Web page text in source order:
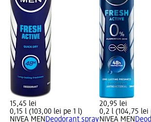
15,45 lei
0,15 l (103,00 lei pe 1 l)
NIVEA MEN Deodorant spray
20,95 lei
0,2 l (104,75 lei
NIVEA MEN